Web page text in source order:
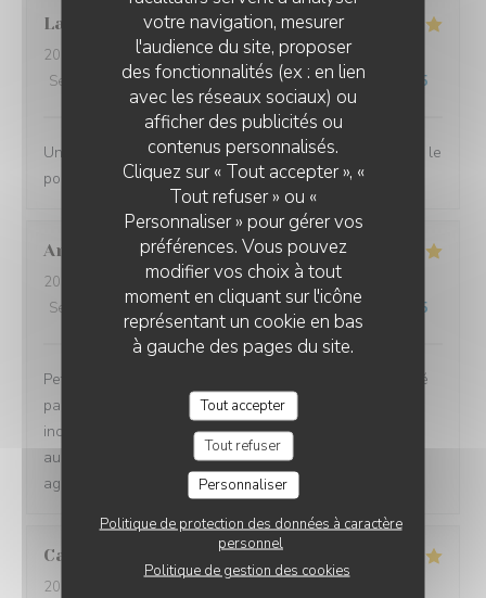
votre navigation, mesurer
l'audience du site, proposer
des fonctionnalités (ex : en lien
avec les réseaux sociaux) ou
afficher des publicités ou
contenus personnalisés.
Cliquez sur « Tout accepter », «
Tout refuser » ou «
Personnaliser » pour gérer vos
préférences. Vous pouvez
modifier vos choix à tout
moment en cliquant sur l'icône
représentant un cookie en bas
à gauche des pages du site.
Tout accepter
Tout refuser
Personnaliser
Politique de protection des données à caractère
personnel
Politique de gestion des cookies
Laurent
2026-07-10
- 12:00 - Couverts 2
Service
/5 Ambiance: 5 /5 Cuisine :5/5 Qualité / Prix /5
Une très bonne halte. Nous nous sommes régalés avec le
poulpe du chef.
Andrea
2026-07-08
- 19:00 - Couverts 2
Service
/5 Ambiance :5 /5 Cuisine: 5/5 Qualité / Prix /5
Petit restaurant à Saint Laurent qui m'a été recommandé
par une amie et on a bien fait d'y aller ! Le poulpe était
incroyablement tendre et délicieux. Le reste du repas
aussi d'ailleurs. Équipe très sympa et la terrasse très
agréable. A refaire !!
Cathy
2026-07-11
L'EBULLITION